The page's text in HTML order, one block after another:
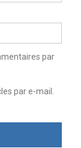
par
par e-mail.